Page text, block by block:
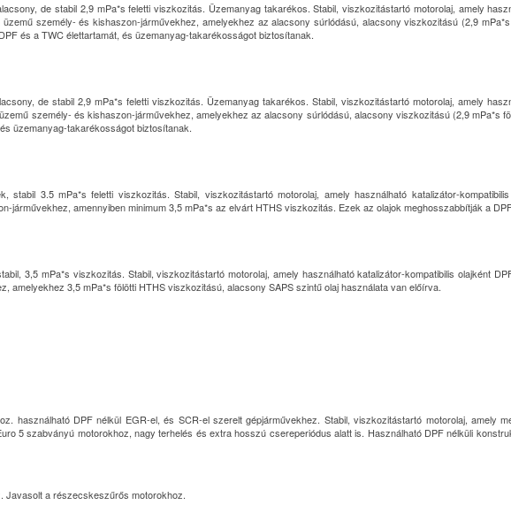
de stabil 2,9 mPa*s feletti viszkozitás. Üzemanyag takarékos. Stabil, viszkozitástartó motorolaj, amely
személy- és kishaszon-járművekhez, amelyekhez az alacsony súrlódású, alacsony viszkozitású (2,9
és a TWC élettartamát, és üzemanyag-takarékosságot biztosítanak.
de stabil 2,9 mPa*s feletti viszkozitás. Üzemanyag takarékos. Stabil, viszkozitástartó motorolaj, amely
személy- és kishaszon-járművekhez, amelyekhez az alacsony súrlódású, alacsony viszkozitású (2,9 mPa*s
üzemanyag-takarékosságot biztosítanak.
3.5 mPa*s feletti viszkozitás. Stabil, viszkozitástartó motorolaj, amely használható katalizátor-
amennyiben minimum 3,5 mPa*s az elvárt HTHS viszkozitás. Ezek az olajok meghosszabbítják a
3,5 mPa*s viszkozitás. Stabil, viszkozitástartó motorolaj, amely használható katalizátor-kompatibilis olajként
3,5 mPa*s fölötti HTHS viszkozitású, alacsony SAPS szintű olaj használata van előírva.
használható DPF nélkül EGR-el, és SCR-el szerelt gépjárművekhez. Stabil, viszkozitástartó motorolaj, amely
5 szabványú motorokhoz, nagy terhelés és extra hosszú csereperiódus alatt is. Használható DPF nélküli
Javasolt a részecskeszűrős motorokhoz.